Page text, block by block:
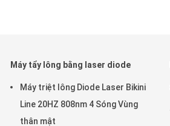
Máy tẩy lông bằng laser diode
Máy triệt lông Diode Laser Bikini
Line 20HZ 808nm 4 Sóng Vùng
thân mật